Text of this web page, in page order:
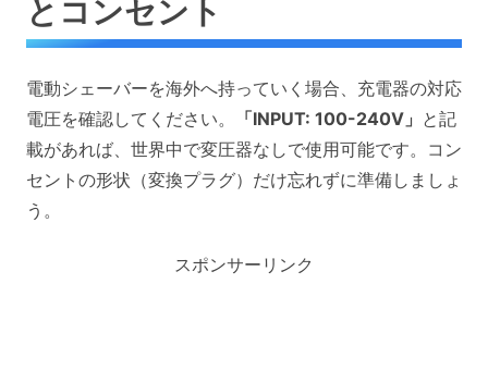
とコンセント
電動シェーバーを海外へ持っていく場合、充電器の対応
電圧を確認してください。
「INPUT: 100-240V」 と記
載があれば、世界中で変圧器なしで使用可能です。コン
セントの形状（変換プラグ）だけ忘れずに準備しましょ
う。
スポンサーリンク